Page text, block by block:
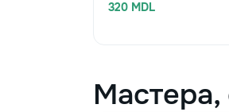
320 MDL